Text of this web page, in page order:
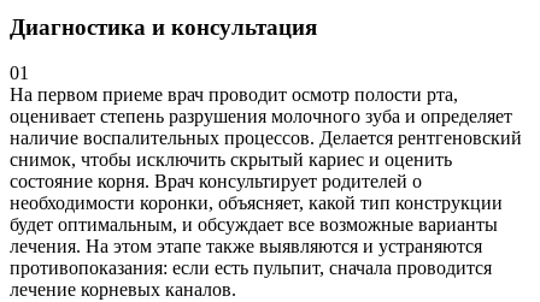
Диагностика и консультация
01
На первом приеме врач проводит осмотр полости рта,
оценивает степень разрушения молочного зуба и определяет
наличие воспалительных процессов. Делается рентгеновский
снимок, чтобы исключить скрытый кариес и оценить
состояние корня. Врач консультирует родителей о
необходимости коронки, объясняет, какой тип конструкции
будет оптимальным, и обсуждает все возможные варианты
лечения. На этом этапе также выявляются и устраняются
противопоказания: если есть пульпит, сначала проводится
лечение корневых каналов.